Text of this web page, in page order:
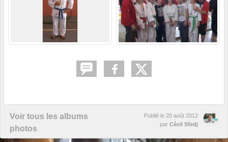
Voir tous les albums
photos
Publié le 20 août 2012
par Cécil Sfedj